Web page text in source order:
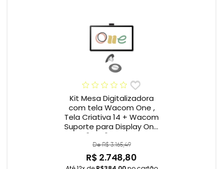
Kit Mesa Digitalizadora
com tela Wacom One ,
Tela Criativa 14 + Wacom
Suporte para Display One
12" e 13" ACK649Z
De R$ 3.165,49
R$ 2.748,80